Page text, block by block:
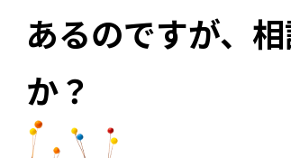
あるのですが、
か？